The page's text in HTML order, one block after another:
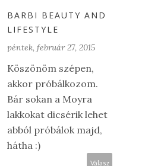
BARBI BEAUTY AND
LIFESTYLE
péntek, február 27, 2015
Köszönöm szépen,
akkor próbálkozom.
Bár sokan a Moyra
lakkokat dicsérik lehet
abból próbálok majd,
hátha :)
Válasz